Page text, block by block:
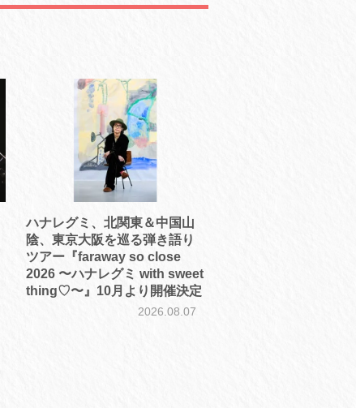
ハナレグミ、北関東＆中国山
陰、東京大阪を巡る弾き語り
ツアー『faraway so close
2026 〜ハナレグミ with sweet
thing♡〜』10月より開催決定
2026.08.07